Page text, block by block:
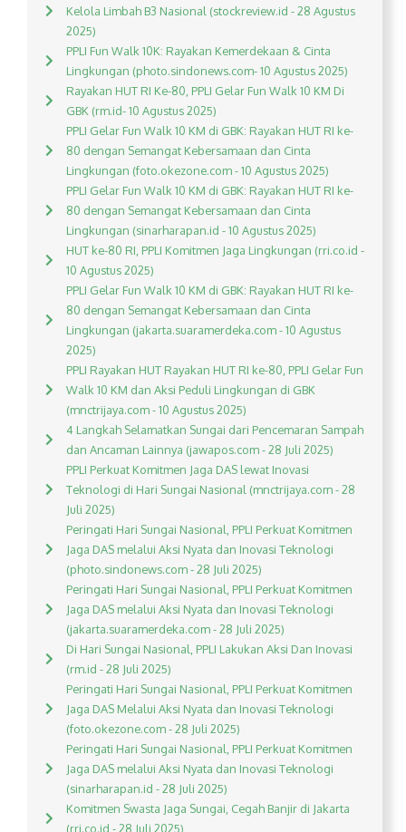
Kelola Limbah B3 Nasional (stockreview.id - 28 Agustus
2025)
PPLI Fun Walk 10K: Rayakan Kemerdekaan & Cinta
Lingkungan (photo.sindonews.com- 10 Agustus 2025)
Rayakan HUT RI Ke-80, PPLI Gelar Fun Walk 10 KM Di
GBK (rm.id- 10 Agustus 2025)
PPLI Gelar Fun Walk 10 KM di GBK: Rayakan HUT RI ke-
80 dengan Semangat Kebersamaan dan Cinta
Lingkungan (foto.okezone.com - 10 Agustus 2025)
PPLI Gelar Fun Walk 10 KM di GBK: Rayakan HUT RI ke-
80 dengan Semangat Kebersamaan dan Cinta
Lingkungan (sinarharapan.id - 10 Agustus 2025)
HUT ke-80 RI, PPLI Komitmen Jaga Lingkungan (rri.co.id -
10 Agustus 2025)
PPLI Gelar Fun Walk 10 KM di GBK: Rayakan HUT RI ke-
80 dengan Semangat Kebersamaan dan Cinta
Lingkungan (jakarta.suaramerdeka.com - 10 Agustus
2025)
PPLI Rayakan HUT Rayakan HUT RI ke-80, PPLI Gelar Fun
Walk 10 KM dan Aksi Peduli Lingkungan di GBK
(mnctrijaya.com - 10 Agustus 2025)
4 Langkah Selamatkan Sungai dari Pencemaran Sampah
dan Ancaman Lainnya (jawapos.com - 28 Juli 2025)
PPLI Perkuat Komitmen Jaga DAS lewat Inovasi
Teknologi di Hari Sungai Nasional (mnctrijaya.com - 28
Juli 2025)
Peringati Hari Sungai Nasional, PPLI Perkuat Komitmen
Jaga DAS melalui Aksi Nyata dan Inovasi Teknologi
(photo.sindonews.com - 28 Juli 2025)
Peringati Hari Sungai Nasional, PPLI Perkuat Komitmen
Jaga DAS melalui Aksi Nyata dan Inovasi Teknologi
(jakarta.suaramerdeka.com - 28 Juli 2025)
Di Hari Sungai Nasional, PPLI Lakukan Aksi Dan Inovasi
(rm.id - 28 Juli 2025)
Peringati Hari Sungai Nasional, PPLI Perkuat Komitmen
Jaga DAS Melalui Aksi Nyata dan Inovasi Teknologi
(foto.okezone.com - 28 Juli 2025)
Peringati Hari Sungai Nasional, PPLI Perkuat Komitmen
Jaga DAS melalui Aksi Nyata dan Inovasi Teknologi
(sinarharapan.id - 28 Juli 2025)
Komitmen Swasta Jaga Sungai, Cegah Banjir di Jakarta
(rri.co.id - 28 Juli 2025)